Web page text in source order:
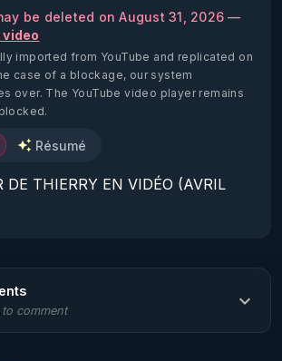
be deleted on August 31, 2026 —
imported from YouTube and replicated on
case of a blockage, our system
over. The YouTube video player remains
Résumé
DE THIERRY EN VIDÉO (AVRIL
presentation.html
RÉGÉNÈRE
comment